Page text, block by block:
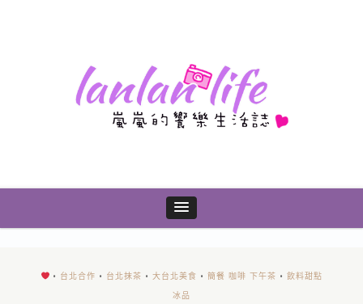
• 台北合作 • 台北抹茶 •大台北美食 •簡餐 咖啡 下午茶 •飲料甜點
冰品